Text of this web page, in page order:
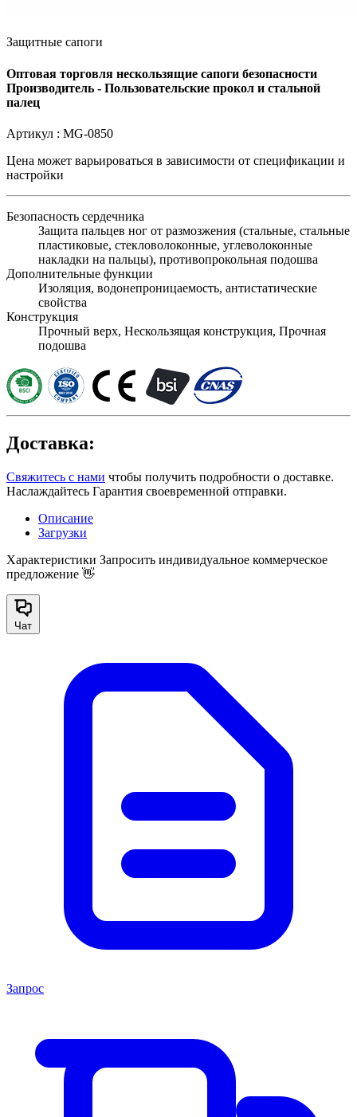
Защитные сапоги
Оптовая торговля нескользящие сапоги безопасности
Производитель - Пользовательские прокол и стальной
палец
Артикул : MG-0850
Цена может варьироваться в зависимости от спецификации и
настройки
Безопасность сердечника
Защита пальцев ног от размозжения (стальные, стальные
пластиковые, стекловолоконные, углеволоконные
накладки на пальцы), противопрокольная подошва
Дополнительные функции
Изоляция, водонепроницаемость, антистатические
свойства
Конструкция
Прочный верх, Нескользящая конструкция, Прочная
подошва
Доставка:
Свяжитесь с нами чтобы получить подробности о доставке.
Наслаждайтесь Гарантия своевременной отправки.
Описание
Загрузки
Характеристики Запросить индивидуальное коммерческое
предложение 👋
Чат
Запрос